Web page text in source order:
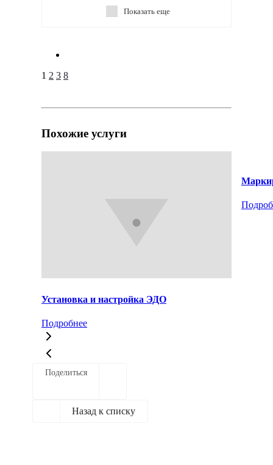
Показать еще
1 2 3 8
Похожие услуги
Установка и настройка ЭДО
Подробнее
Поделиться
Назад к списку